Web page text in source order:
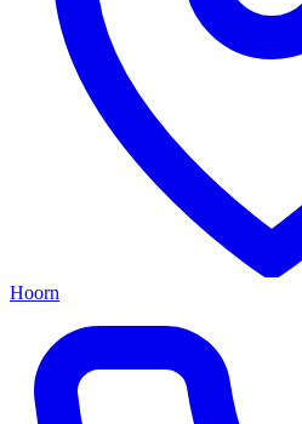
Hoorn